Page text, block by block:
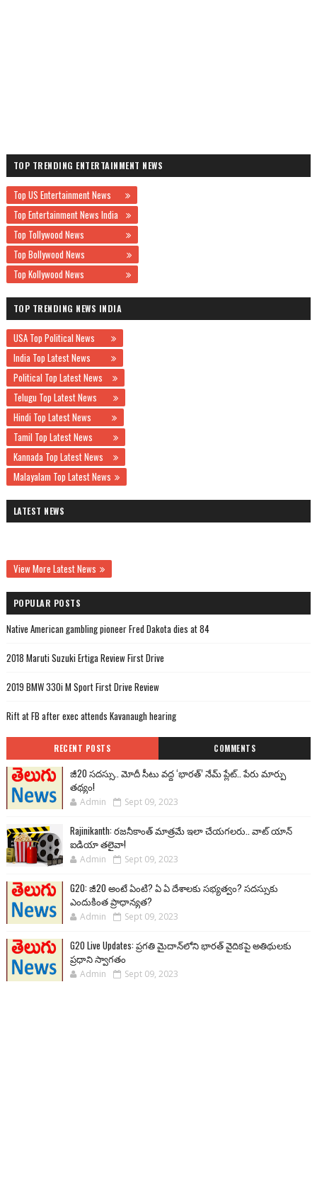
TOP TRENDING ENTERTAINMENT NEWS
Top US Entertainment News
Top Entertainment News India
Top Tollywood News
Top Bollywood News
Top Kollywood News
TOP TRENDING NEWS INDIA
USA Top Political News
India Top Latest News
Political Top Latest News
Telugu Top Latest News
Hindi Top Latest News
Tamil Top Latest News
Kannada Top Latest News
Malayalam Top Latest News
LATEST NEWS
View More Latest News
POPULAR POSTS
Native American gambling pioneer Fred Dakota dies at 84
2018 Maruti Suzuki Ertiga Review First Drive
2019 BMW 330i M Sport First Drive Review
Rift at FB after exec attends Kavanaugh hearing
RECENT POSTS COMMENTS
జీ20 సదస్సు.. మోదీ సీటు వద్ద ‘భారత్’ నేమ్ ప్లేట్‌.. పేరు మార్పు
తథ్యం!
Admin Sept 09, 2023
Rajinikanth: రజనీకాంత్ మాత్రమే ఇలా చేయగలరు.. వాట్ యాన్
ఐడియా తలైవా!
Admin Sept 09, 2023
G20: జీ20 అంటే ఏంటి? ఏ ఏ దేశాలకు సభ్యత్వం? సదస్సుకు
ఎందుకింత ప్రాధాన్యత?
Admin Sept 09, 2023
G20 Live Updates: ప్రగతి మైదాన్‌లోని భారత్ వైదికపై అతిథులకు
ప్రధాని స్వాగతం
Admin Sept 09, 2023